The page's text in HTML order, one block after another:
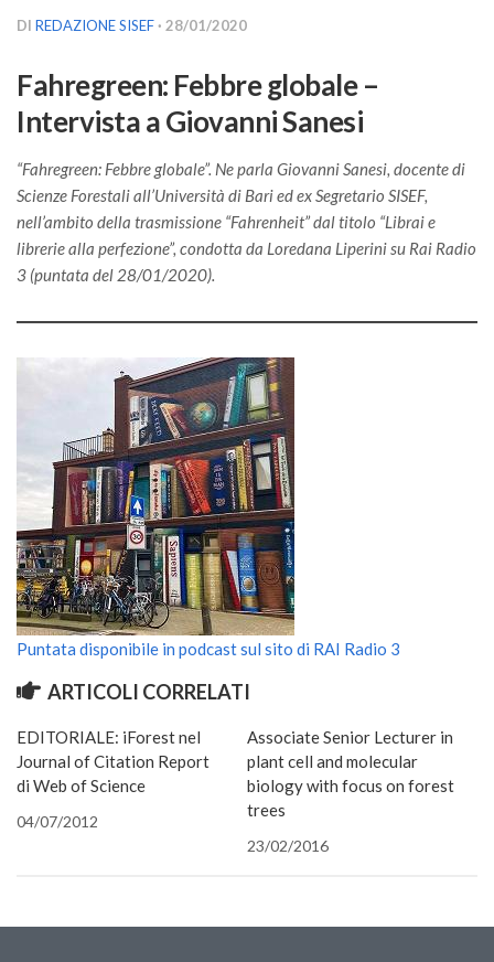
Versamento Quote di Iscrizione
Lista dei Gruppi di Lavoro SISEF
GdL Inquinamento e Foreste
GdL Terpeni in Ecologia
GdL Biodiversità Forestale
GdL Arboricoltura da Legno e Agroselvicoltura
GdL Modellistica Forestale
GdL Pianificazione Forestale
GdL Geomatica Forestale
GdL Filiera del legno
GdL Gestione Incendi Boschivi
GdL Verde Urbano
GdL Comunicazione Forestale
GdL Foreste, Mitigazione, Adattamento
GdL Infrastrutture, Risorse, Innovazione
GdL Boschi Cedui
News
Post Recenti
DI REDAZIONE SISEF· 28/01/2020
Fahregreen: Febbre globale –
Intervista a Giovanni Sanesi
“Fahregreen: Febbre globale”. Ne parla Giovanni Sanesi, docente di
Scienze Forestali all’Università di Bari ed ex Segretario SISEF,
nell’ambito della trasmissione “Fahrenheit” dal titolo “Librai e
librerie alla perfezione”, condotta da Loredana Liperini su Rai Radio
3 (puntata del 28/01/2020).
Puntata disponibile in podcast sul sito di RAI Radio 3
ARTICOLI CORRELATI
EDITORIALE: iForest nel
Journal of Citation Report
di Web of Science
04/07/2012
Associate Senior Lecturer in
plant cell and molecular
biology with focus on forest
trees
23/02/2016